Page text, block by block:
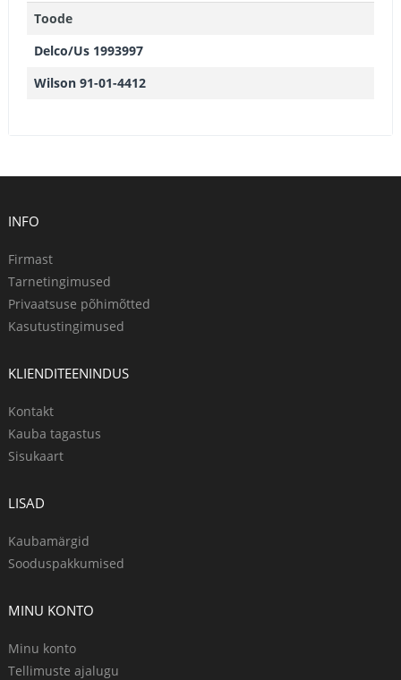
Toode
Delco/Us 1993997
Wilson 91-01-4412
INFO
Firmast
Tarnetingimused
Privaatsuse põhimõtted
Kasutustingimused
KLIENDITEENINDUS
Kontakt
Kauba tagastus
Sisukaart
LISAD
Kaubamärgid
Sooduspakkumised
MINU KONTO
Minu konto
Tellimuste ajalugu